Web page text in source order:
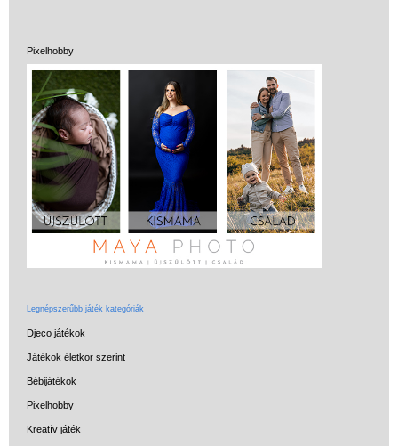
Pixelhobby
Legnépszerűbb játék kategóriák
Djeco játékok
Játékok életkor szerint
Bébijátékok
Pixelhobby
Kreatív játék
Akiket támogatunk
Garancia
Játék rendelés - Az internetes
vásárlás előnyei
Reklamáció és Elállás